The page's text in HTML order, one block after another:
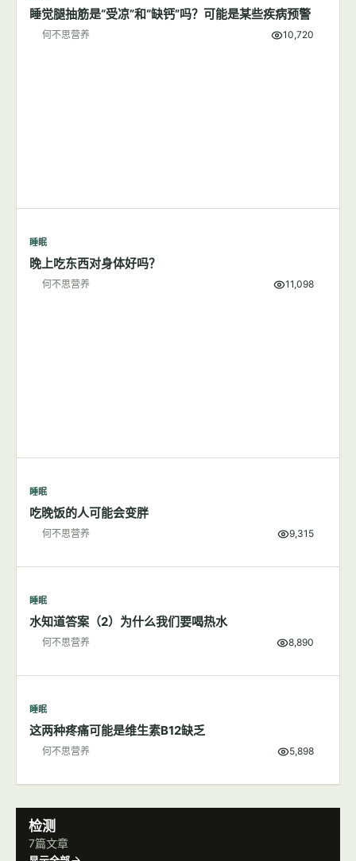
睡觉腿抽筋是“受凉”和“缺钙”吗？可能是某些疾病预警
何不思营养 10,720
睡眠
晚上吃东西对身体好吗？
何不思营养 11,098
睡眠
吃晚饭的人可能会变胖
何不思营养 9,315
睡眠
水知道答案（2）为什么我们要喝热水
何不思营养 8,890
睡眠
这两种疼痛可能是维生素B12缺乏
何不思营养 5,898
检测
7篇文章